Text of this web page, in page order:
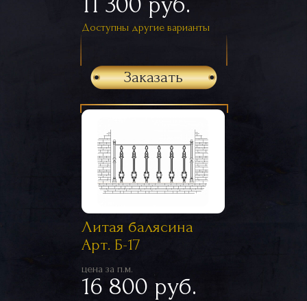
Доступны другие варианты
Заказать
Литая балясина
Арт. Б-17
цена за п.м.
16 800 руб.